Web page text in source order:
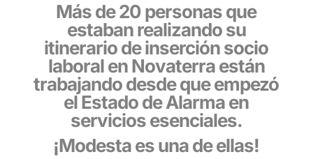
Más de 20 personas que
estaban realizando su
itinerario de inserción socio
laboral en Novaterra están
trabajando desde que empezó
el Estado de Alarma en
servicios esenciales.
¡Modesta es una de ellas!